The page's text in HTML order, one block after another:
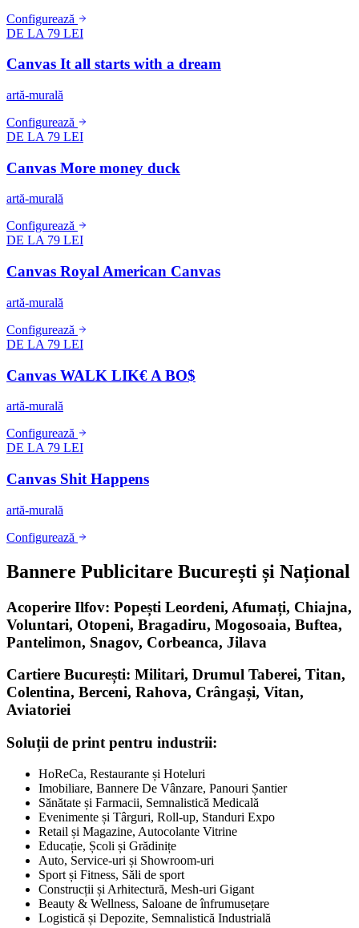
Configurează
DE LA 79 LEI
Canvas It all starts with a dream
artă-murală
Configurează
DE LA 79 LEI
Canvas More money duck
artă-murală
Configurează
DE LA 79 LEI
Canvas Royal American Canvas
artă-murală
Configurează
DE LA 79 LEI
Canvas WALK LIK€ A BO$
artă-murală
Configurează
DE LA 79 LEI
Canvas Shit Happens
artă-murală
Configurează
Bannere Publicitare București și Național
Acoperire Ilfov: Popești Leordeni, Afumați, Chiajna,
Voluntari, Otopeni, Bragadiru, Mogosoaia, Buftea,
Pantelimon, Snagov, Corbeanca, Jilava
Cartiere București: Militari, Drumul Taberei, Titan,
Colentina, Berceni, Rahova, Crângași, Vitan,
Aviatoriei
Soluții de print pentru industrii:
HoReCa, Restaurante și Hoteluri
Imobiliare, Bannere De Vânzare, Panouri Șantier
Sănătate și Farmacii, Semnalistică Medicală
Evenimente și Târguri, Roll-up, Standuri Expo
Retail și Magazine, Autocolante Vitrine
Educație, Școli și Grădinițe
Auto, Service-uri și Showroom-uri
Sport și Fitness, Săli de sport
Construcții și Arhitectură, Mesh-uri Gigant
Beauty & Wellness, Saloane de înfrumusețare
Logistică și Depozite, Semnalistică Industrială